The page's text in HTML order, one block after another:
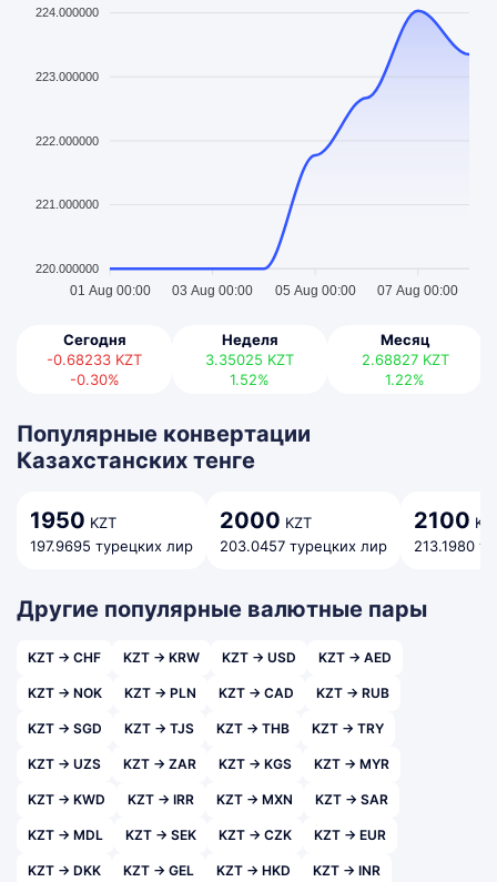
224.000000
223.000000
222.000000
221.000000
220.000000
01 Aug 00:00 03 Aug 00:00 05 Aug 00:00 07 Aug 00:00
Сегодня
-0.68233 KZT
-0.30%
Неделя
3.35025 KZT
1.52%
Месяц
2.68827 KZT
1.22%
Популярные конвертации
Казахстанских тенге
1950 KZT
197.9695 турецких лир
2000 KZT
203.0457 турецких лир
2100
213.1980
Другие популярные валютные пары
KZT → CHF KZT → KRW KZT → USD KZT → AED
KZT → NOK KZT → PLN KZT → CAD KZT → RUB
KZT → SGD KZT → TJS KZT → THB KZT → TRY
KZT → UZS KZT → ZAR KZT → KGS KZT → MYR
KZT → KWD KZT → IRR KZT → MXN KZT → SAR
KZT → MDL KZT → SEK KZT → CZK KZT → EUR
KZT → DKK KZT → GEL KZT → HKD KZT → INR